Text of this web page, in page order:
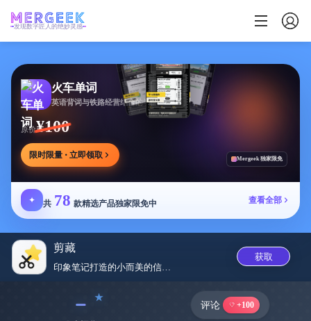
发现数字匠人的绝妙灵感
火车单词
英语背词与铁路经营结合的学习游戏，边玩边学
原价¥100
限时限量 · 立即领取 Mergeek 独家限免
✦ 共 78 款精选产品独家限免中 查看全部
剪藏
印象笔记打造的小而美的信息收藏...
获取
﹣ 评论 +100